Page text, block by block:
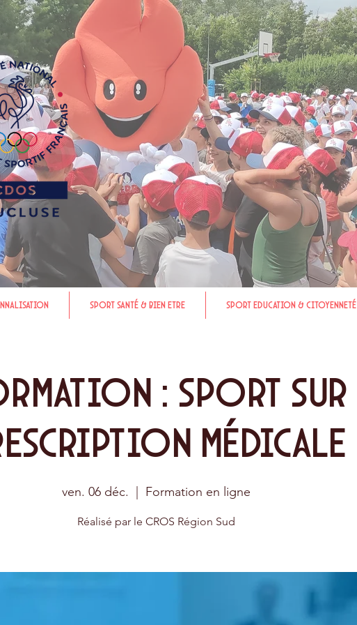
Sport Santé & Bien Etre Sport Education & Citoyenneté
: Sport sur
médicale
ven. 06 déc. Formation en ligne
Réalisé par le CROS Région Sud